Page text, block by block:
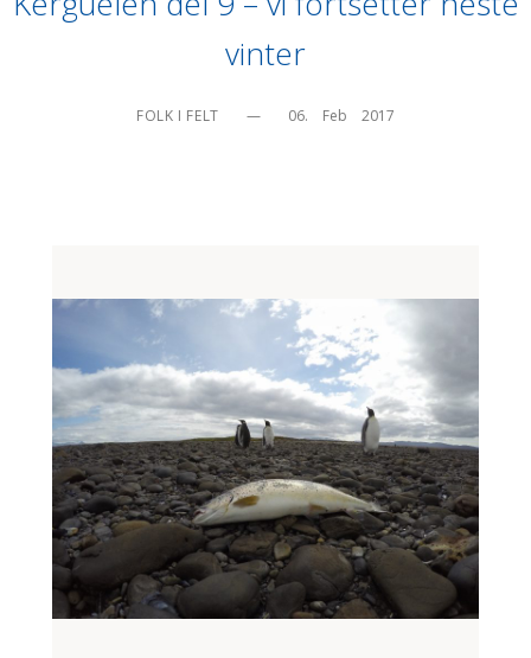
vinter
FOLK I FELT — 06.    Feb    2017